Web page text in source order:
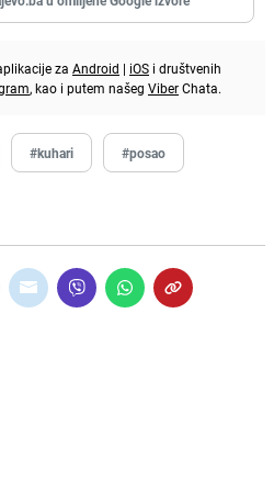
za Android | iOS i društvenih
, kao i putem našeg ViberChata.
#kuhari #posao